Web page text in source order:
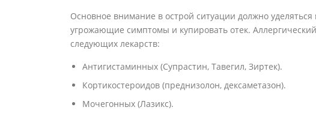
Основное внимание в острой ситуации должно
угрожающие симптомы и купировать отек.
следующих лекарств:
Антигистаминных (Супрастин, Тавегил, Зиртек).
Кортикостероидов (преднизолон, дексаметазон).
Мочегонных (Лазикс).